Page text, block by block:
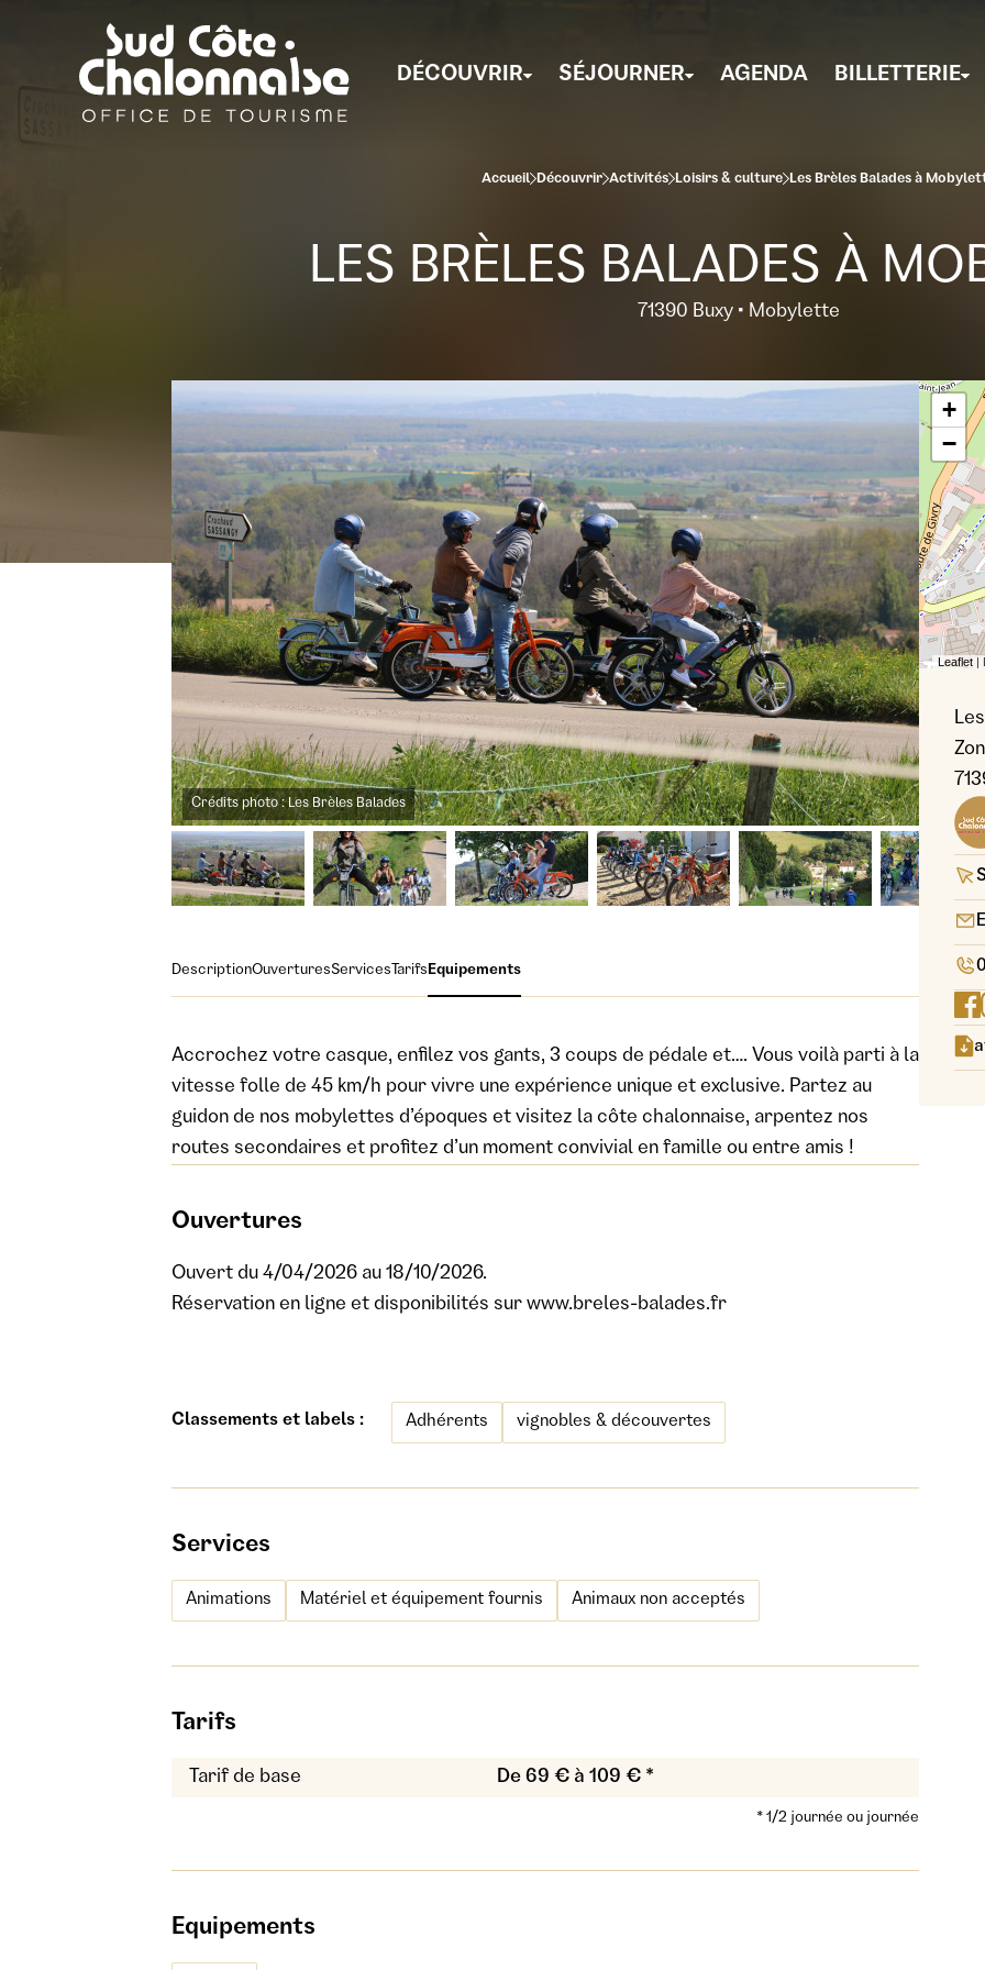
DÉCOUVRIR SÉJOURNER AGENDA BILLETTERIE
Accueil Découvrir Activités Loisirs & culture Les Brèles Balades à
LES BRÈLES BALADES À
71390 Buxy • Mobylette
Crédits photo : Les Brèles Balades
DescriptionOuverturesServices TarifsEquipements
Accrochez votre casque, enfilez vos gants, 3 coups de pédale et…. Vous voilà parti à la
vitesse folle de 45 km/h pour vivre une expérience unique et exclusive. Partez au
guidon de nos mobylettes d’époques et visitez la côte chalonnaise, arpentez nos
routes secondaires et profitez d’un moment convivial en famille ou entre amis !
Ouvertures
Ouvert du 4/04/2026 au 18/10/2026.
Réservation en ligne et disponibilités sur www.breles-balades.fr
Classements et labels : Adhérents vignobles & découvertes
Services
Animations Matériel et équipement fournis Animaux non acceptés
Tarifs
Tarif de base De 69 € à 109 € *
* 1/2 journée ou journée
Equipements
+
−
Leaflet |